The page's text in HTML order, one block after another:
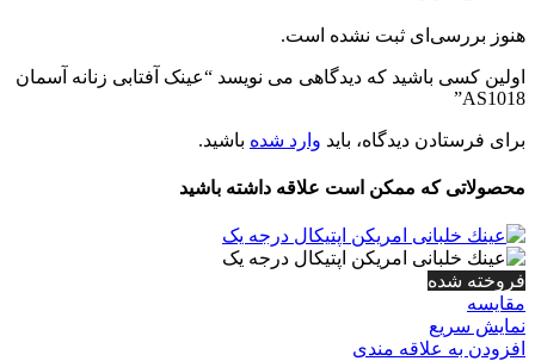
هنوز بررسی‌ای ثبت نشده است.
اولین کسی باشید که دیدگاهی می نویسد “عینک آفتابی زنانه آسمان
AS1018”
برای فرستادن دیدگاه، باید وارد شده باشید.
محصولاتی که ممکن است علاقه داشته باشید
فروخته شده
مقايسه
نمایش سریع
افزودن به علاقه مندی